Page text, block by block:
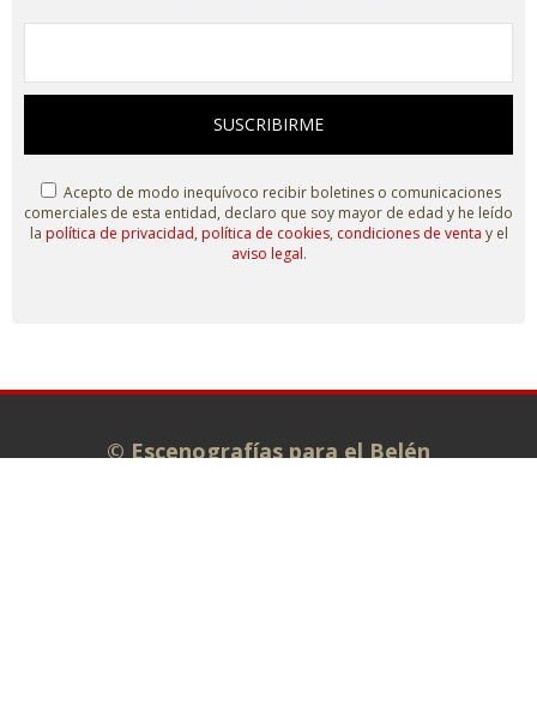
SUSCRIBIRME
Acepto de modo inequívoco recibir boletines o comunicaciones
comerciales de esta entidad, declaro que soy mayor de edad y he leído
la política de privacidad, política de cookies, condiciones de venta y el
aviso legal.
© Escenografías para el Belén